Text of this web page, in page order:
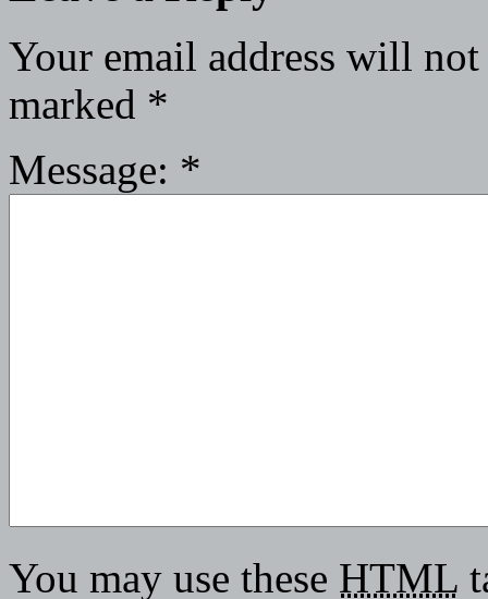
Your email address will
marked *
Message: *
You may use these HTML